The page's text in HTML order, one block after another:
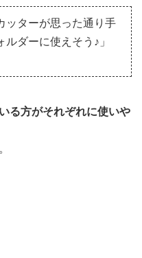
ッターが思った通り手
ダーに使えそう♪」
る方がそれぞれに使いや